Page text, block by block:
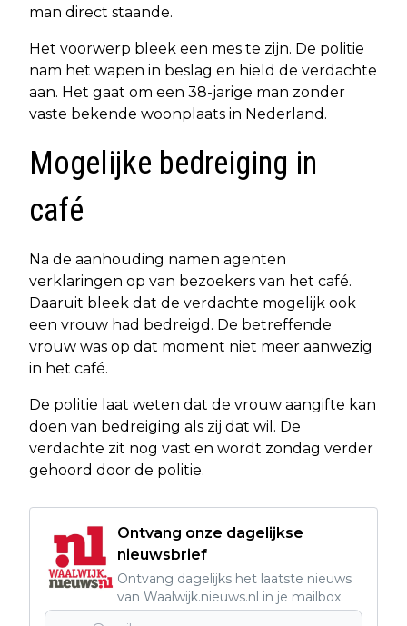
man direct staande.
Het voorwerp bleek een mes te zijn. De politie
nam het wapen in beslag en hield de verdachte
aan. Het gaat om een 38-jarige man zonder
vaste bekende woonplaats in Nederland.
Mogelijke bedreiging in
café
Na de aanhouding namen agenten
verklaringen op van bezoekers van het café.
Daaruit bleek dat de verdachte mogelijk ook
een vrouw had bedreigd. De betreffende
vrouw was op dat moment niet meer aanwezig
in het café.
De politie laat weten dat de vrouw aangifte kan
doen van bedreiging als zij dat wil. De
verdachte zit nog vast en wordt zondag verder
gehoord door de politie.
Ontvang onze dagelijkse
nieuwsbrief
Ontvang dagelijks het laatste nieuws
van Waalwijk.nieuws.nl in je mailbox